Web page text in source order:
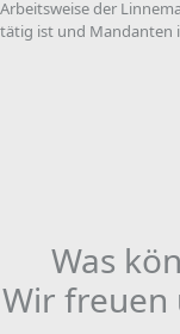
Arbeitsweise der
tätig ist und Mandanten
Was
Wir freuen